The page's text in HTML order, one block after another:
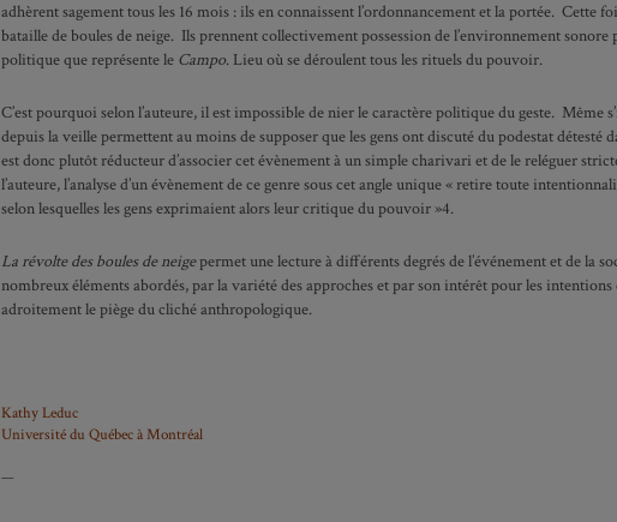
adhèrent sagement tous les 16 mois : ils en connaissent l’ordonnancement et la portée. Cette
bataille de boules de neige. Ils prennent collectivement possession de l’environnement sonore
politique que représente le Campo. Lieu où se déroulent tous les rituels du pouvoir.
C’est pourquoi selon l’auteure, il est impossible de nier le caractère politique du geste. Même
depuis la veille permettent au moins de supposer que les gens ont discuté du podestat détesté
est donc plutôt réducteur d’associer cet évènement à un simple charivari et de le reléguer
l’auteure, l’analyse d’un évènement de ce genre sous cet angle unique « retire toute
selon lesquelles les gens exprimaient alors leur critique du pouvoir »4.
La révolte des boules de neigepermet une lecture à différents degrés de l’événement et de la
nombreux éléments abordés, par la variété des approches et par son intérêt pour les
adroitement le piège du cliché anthropologique.
Kathy Leduc
Université du Québec à Montréal
—